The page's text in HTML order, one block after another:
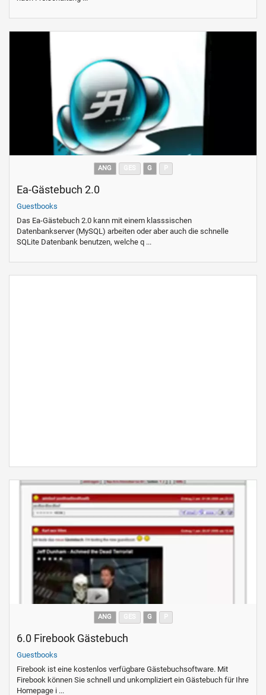
ANG G
Ea-Gästebuch 2.0
Guestbooks
Das Ea-Gästebuch 2.0 kann mit einem klasssischen
Datenbankserver (MySQL) arbeiten oder aber auch die schnelle
SQLite Datenbank benutzen, welche q ...
ANG G
6.0 Firebook Gästebuch
Guestbooks
Firebook ist eine kostenlos verfügbare Gästebuchsoftware. Mit
Firebook können Sie schnell und unkompliziert ein Gästebuch für Ihre
Homepage i ...